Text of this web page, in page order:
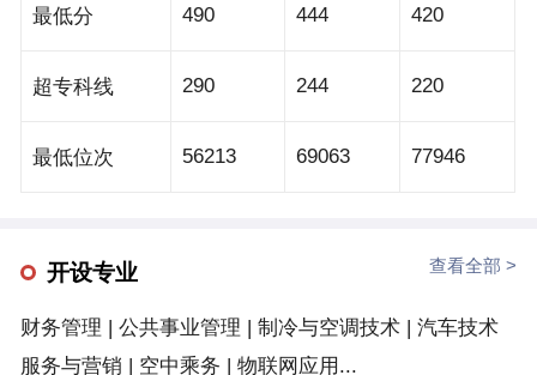
业院校“服务贡献50强”；拥有省级优秀科技创新团队、
进文化，积极打造特色专业文化。鼓励师生践行校训，
承与创新研发中心；打造“雷锋精神传承工作室”“劳模工
商精神与先进产业文化融入校园；原创文艺作品参加全
最低分 490 444 420
超专科线 290 244 220
最低位次 56213 69063 77946
开设专业 查看全部 >
财务管理 | 公共事业管理 | 制冷与空调技术 | 汽车技术
服务与营销 | 空中乘务 | 物联网应用...